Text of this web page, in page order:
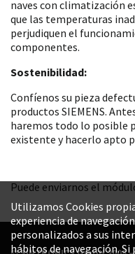
naves con climatización
que las temperaturas
perjudiquen el
componentes.
Sostenibilidad:
Confíenos su pieza
productos SIEMENS.
haremos todo lo posible
existente y hacerlo apto
Puede enviarnos el
Utilizamos Cookies
experiencia de
personalizados a sus
hábitos de navegación.